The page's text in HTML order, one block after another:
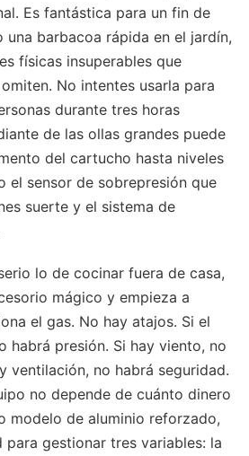
Es fantástica para un fin de
una barbacoa rápida en el jardín,
físicas insuperables que
No intentes usarla para
durante tres horas
de las ollas grandes puede
del cartucho hasta niveles
el sensor de sobrepresión que
suerte y el sistema de
lo de cocinar fuera de casa,
mágico y empieza a
el gas. No hay atajos. Si el
habrá presión. Si hay viento, no
ventilación, no habrá seguridad.
no depende de cuánto dinero
modelo de aluminio reforzado,
gestionar tres variables: la